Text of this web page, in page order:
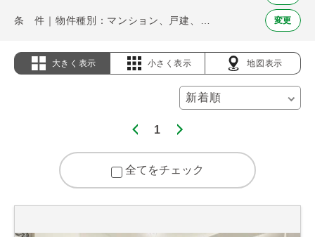
変更
大きく表示 小さく表示 地図表示
1
全てをチェック